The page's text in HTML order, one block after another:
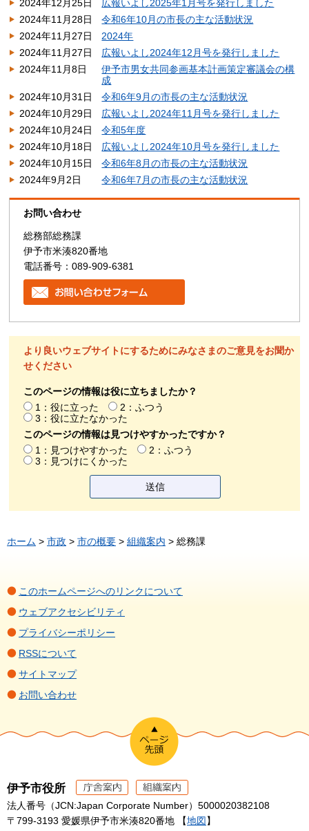
2024年12月25日
広報いよし2025年1月号を発行しました
2024年11月28日
令和6年10月の市長の主な活動状況
2024年11月27日
2024年
2024年11月27日
広報いよし2024年12月号を発行しました
2024年11月8日
伊予市男女共同参画基本計画策定審議会の構
成
2024年10月31日
令和6年9月の市長の主な活動状況
2024年10月29日
広報いよし2024年11月号を発行しました
2024年10月24日
令和5年度
2024年10月18日
広報いよし2024年10月号を発行しました
2024年10月15日
令和6年8月の市長の主な活動状況
2024年9月2日
令和6年7月の市長の主な活動状況
お問い合わせ
総務部総務課
伊予市米湊820番地
電話番号：089-909-6381
より良いウェブサイトにするためにみなさまのご意見をお聞か
せください
このページの情報は役に立ちましたか？
1：役に立った
2：ふつう
3：役に立たなかった
このページの情報は見つけやすかったですか？
1：見つけやすかった
2：ふつう
3：見つけにくかった
ホーム > 市政 > 市の概要 > 組織案内 > 総務課
このホームページへのリンクについて
ウェブアクセシビリティ
プライバシーポリシー
RSSについて
サイトマップ
お問い合わせ
伊予市役所
法人番号（JCN:Japan Corporate Number）5000020382108
〒799-3193 愛媛県伊予市米湊820番地 【地図 】